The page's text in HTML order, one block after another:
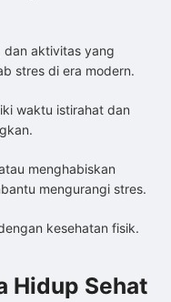
dan aktivitas yang
stres di era modern.
waktu istirahat dan
menghabiskan
mengurangi stres.
kesehatan fisik.
Hidup Sehat